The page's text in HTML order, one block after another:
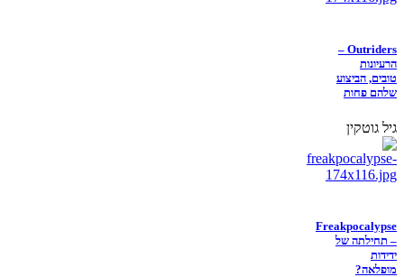
Outriders –
הרעיונות
טובים, הביצוע
שלהם פחות
גיל גוטקין
Freakpocalypse
– תחילתה של
ידידות
מופלאה?